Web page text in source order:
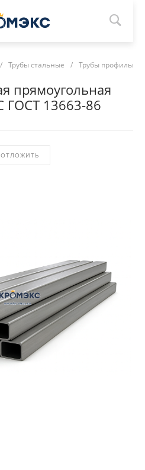
/ Трубы стальные / Трубы
прямоугольная
ГОСТ 13663-86
ОТЛОЖИТЬ